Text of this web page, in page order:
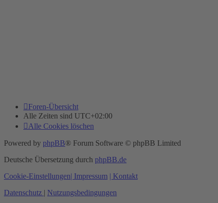
Foren-Übersicht
Alle Zeiten sind UTC+02:00
Alle Cookies löschen
Powered by phpBB® Forum Software © phpBB Limited
Deutsche Übersetzung durch phpBB.de
Cookie-Einstellungen| Impressum | Kontakt
Datenschutz | Nutzungsbedingungen